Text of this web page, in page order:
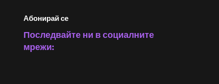
Абонирай се
Последвайте ни в социалните
мрежи: